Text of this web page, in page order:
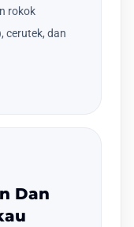
rokok
cerutek, dan
Dan